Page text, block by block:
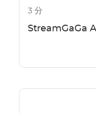
3 分
StreamGaGa